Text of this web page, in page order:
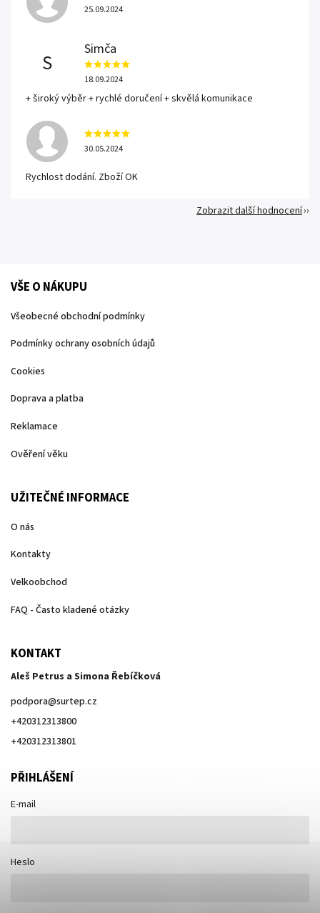
25.09.2024
S
Simča
18.09.2024
+ široký výběr + rychlé doručení + skvělá komunikace
30.05.2024
Rychlost dodání. Zboží OK
Zobrazit další hodnocení
VŠE O NÁKUPU
Všeobecné obchodní podmínky
Podmínky ochrany osobních údajů
Cookies
Doprava a platba
Reklamace
Ověření věku
UŽITEČNÉ INFORMACE
O nás
Kontakty
Velkoobchod
FAQ - Často kladené otázky
KONTAKT
Aleš Petrus a Simona Řebíčková
podpora@surtep.cz
+420312313800
+420312313801
PŘIHLÁŠENÍ
E-mail
Heslo